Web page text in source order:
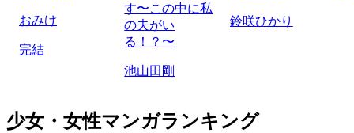
おみけ
完結
す〜この中に私
の夫がい
る！？〜
池山田剛
鈴咲ひかり
少女・女性マンガランキング